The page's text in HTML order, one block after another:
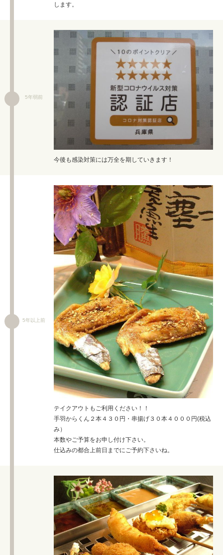
します。
5年弱前
今後も感染対策には万全を期していきます！
5年以上前
テイクアウトもご利用ください！！
手羽からくん２本４３０円・串揚げ３０本４０００円(税込
み）
本数やご予算をお申し付け下さい。
仕込みの都合上前日までにご予約下さいね。